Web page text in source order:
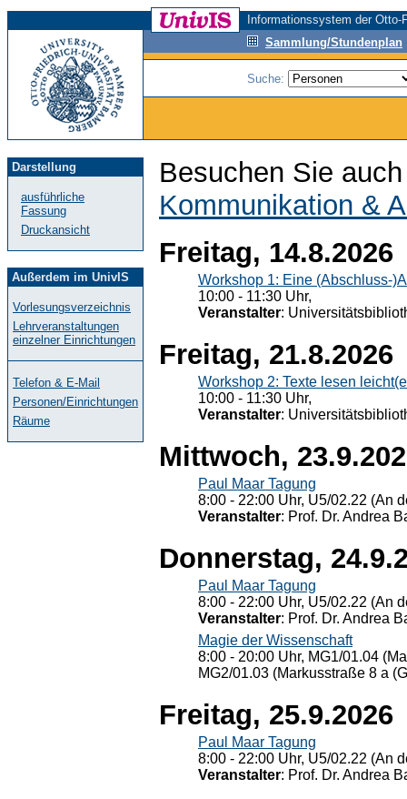
Informationssystem der
Sammlung/Stundenplan
Suche:
Darstellung
ausführliche
Fassung
Druckansicht
Außerdem im UnivIS
Vorlesungsverzeichnis
Lehrveranstaltungen
einzelner Einrichtungen
Telefon & E-Mail
Personen/Einrichtungen
Räume
Besuchen Sie
Kommunikation &
Freitag, 14.8.2026
Workshop 1: Eine (Abschluss-
10:00 - 11:30 Uhr,
Veranstalter:
Freitag, 21.8.2026
Workshop 2: Texte lesen
10:00 - 11:30 Uhr,
Veranstalter:
Mittwoch,
Paul Maar Tagung
8:00 - 22:00 Uhr, U5/02.22 (An
Veranstalter: Prof. Dr. Andrea
Donnerstag,
Paul Maar Tagung
8:00 - 22:00 Uhr, U5/02.22 (An
Veranstalter: Prof. Dr. Andrea
Magie der Wissenschaft
8:00 - 20:00 Uhr, MG1/01.04
MG2/01.03 (Markusstraße 8 a
Freitag, 25.9.2026
Paul Maar Tagung
8:00 - 22:00 Uhr, U5/02.22 (An
Veranstalter: Prof. Dr. Andrea